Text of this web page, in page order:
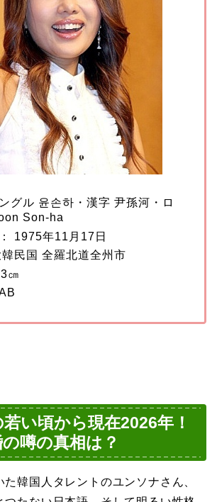
グル 윤손하・漢字 尹孫河・ロ
Son-ha
1975年11月17日
民国 全羅北道全州市
㎝
い頃から現在2026年！
噂の真相は？
た韓国人タレントのユンソナさん、